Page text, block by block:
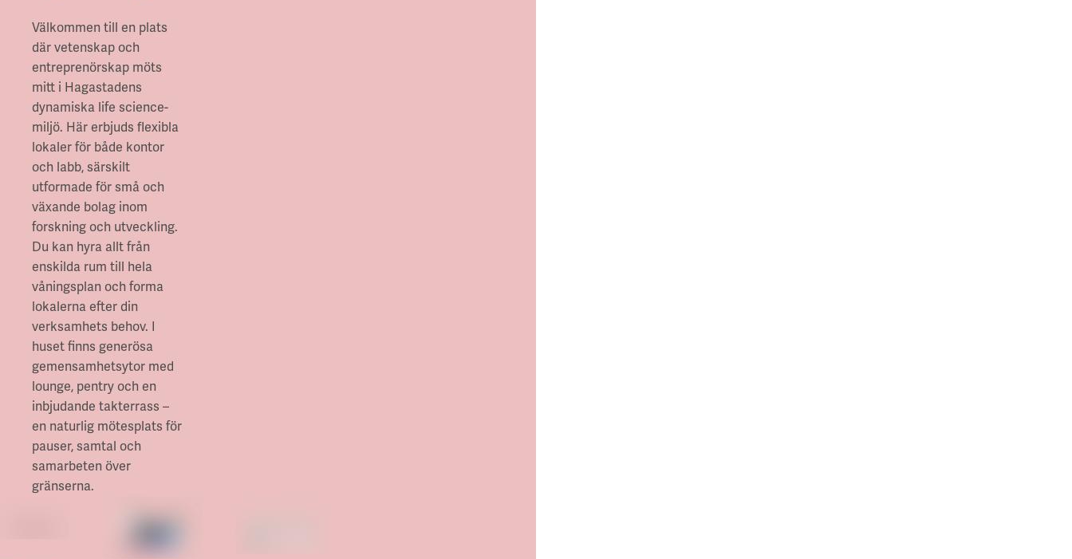
Välkommen till en plats
där vetenskap och
entreprenörskap möts
mitt i Hagastadens
dynamiska life science-
miljö. Här erbjuds flexibla
lokaler för både kontor
och labb, särskilt
utformade för små och
växande bolag inom
forskning och utveckling.
Du kan hyra allt från
enskilda rum till hela
våningsplan och forma
lokalerna efter din
verksamhets behov. I
huset finns generösa
gemensamhetsytor med
lounge, pentry och en
inbjudande takterrass –
en naturlig mötesplats för
pauser, samtal och
samarbeten över
gränserna.